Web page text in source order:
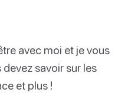
avec moi et je vous
savoir sur les
et plus !